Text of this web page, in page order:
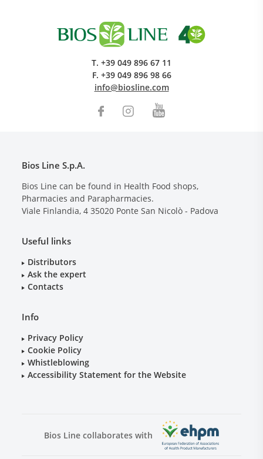
T. +39 049 896 67 11
F. +39 049 896 98 66
info@biosline.com
Bios Line S.p.A.
Bios Line can be found in Health Food shops,
Pharmacies and Parapharmacies.
Viale Finlandia, 4 35020 Ponte San Nicolò - Padova
Useful links
Distributors
Ask the expert
Contacts
Info
Privacy Policy
Cookie Policy
Whistleblowing
Accessibility Statement for the Website
Bios Line collaborates with